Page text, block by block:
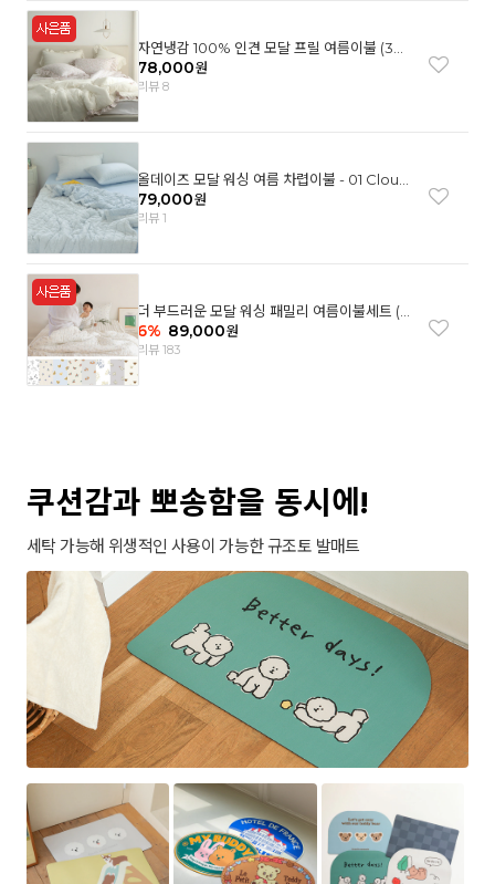
자연냉감 100% 인견 모달 프릴 여름이불 (3컬
러)
78,000원
리뷰 8
올데이즈 모달 워싱 여름 차렵이불 - 01 Cloud
garden(SS)
79,000원
리뷰 1
더 부드러운 모달 워싱 패밀리 여름이불세트 (8
컬러)
6% 89,000원
리뷰 183
쿠션감과 뽀송함을 동시에!
세탁 가능해 위생적인 사용이 가능한 규조토 발매트